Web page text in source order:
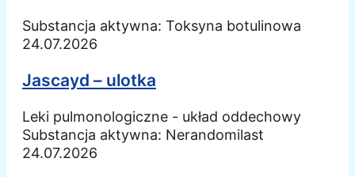
Substancja aktywna: Toksyna botulinowa
24.07.2026
Jascayd – ulotka
Leki pulmonologiczne - układ oddechowy
Substancja aktywna: Nerandomilast
24.07.2026